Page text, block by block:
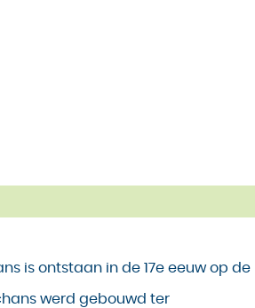
is ontstaan in de 17e eeuw op de
werd gebouwd ter